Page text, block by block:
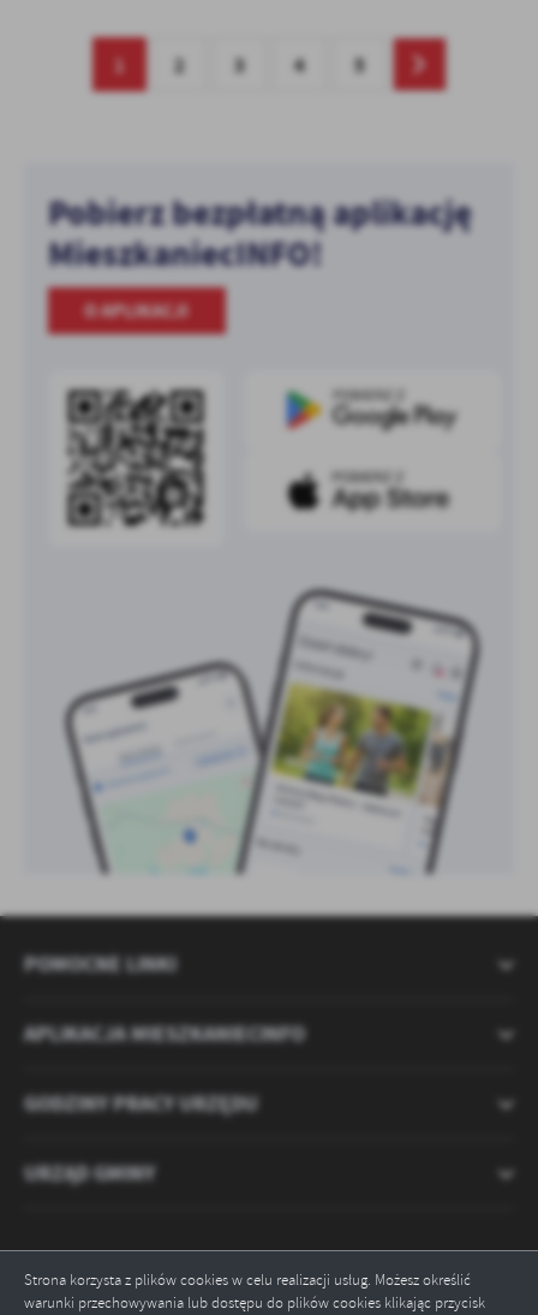
Strona korzysta z plików cookies w celu realizacji usług. Możesz określić
warunki przechowywania lub dostępu do plików cookies klikając przycisk
1 2 3 4 5
Pobierz bezpłatną aplikację
MieszkaniecINFO!
O APLIKACJI
POMOCNE LINKI
APLIKACJA MIESZKANIECINFO
GODZINY PRACY URZĘDU
URZĄD GMINY